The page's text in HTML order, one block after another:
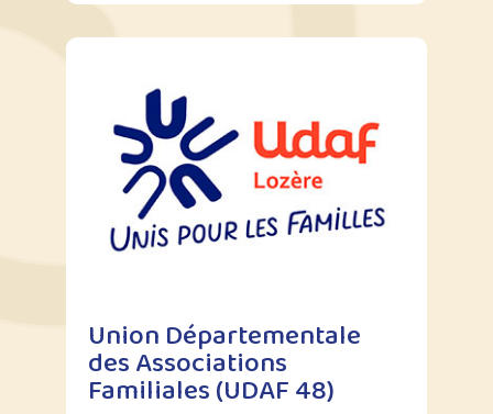
Union Départementale
des Associations
Familiales (UDAF 48)